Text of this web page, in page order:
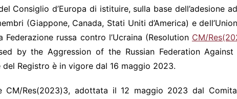
Consiglio d’Europa di istituire, sulla base
(Giappone, Canada, Stati Uniti d’America) e
Federazione russa contro l’Ucraina (Resolution CM/
by the Aggression of the Russian Federation
del Registro è in vigore dal 16 maggio 2023.
CM/Res(2023)3, adottata il 12 maggio 2023 dal